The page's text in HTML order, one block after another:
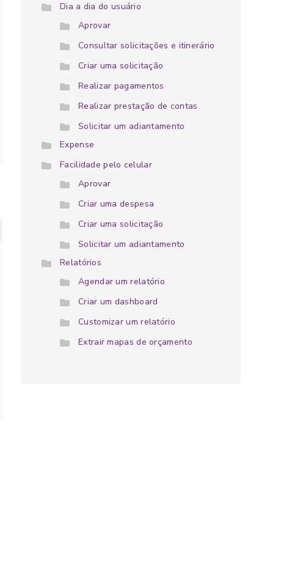
Dia a dia do usuário
Aprovar
Consultar solicitações e itinerário
Criar uma solicitação
Realizar pagamentos
Realizar prestação de contas
Solicitar um adiantamento
Expense
Facilidade pelo celular
Aprovar
Criar uma despesa
Criar uma solicitação
Solicitar um adiantamento
Relatórios
Agendar um relatório
Criar um dashboard
Customizar um relatório
Extrair mapas de orçamento